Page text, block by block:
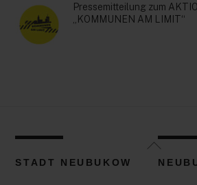
Pressemitteilung zum
„KOMMUNEN AM LIMIT“
Back
To
STADT NEUBUKOW